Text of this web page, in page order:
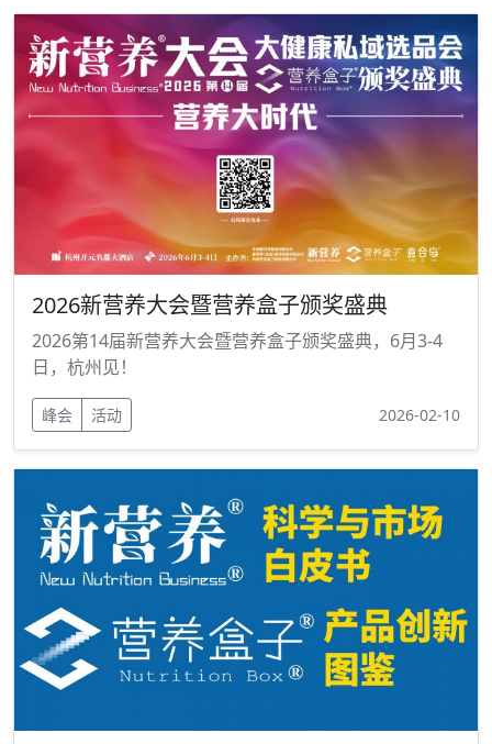
2026新营养大会暨营养盒子颁奖盛典
2026第14届新营养大会暨营养盒子颁奖盛典，6月3-4
日，杭州见！
峰会 活动 2026-02-10